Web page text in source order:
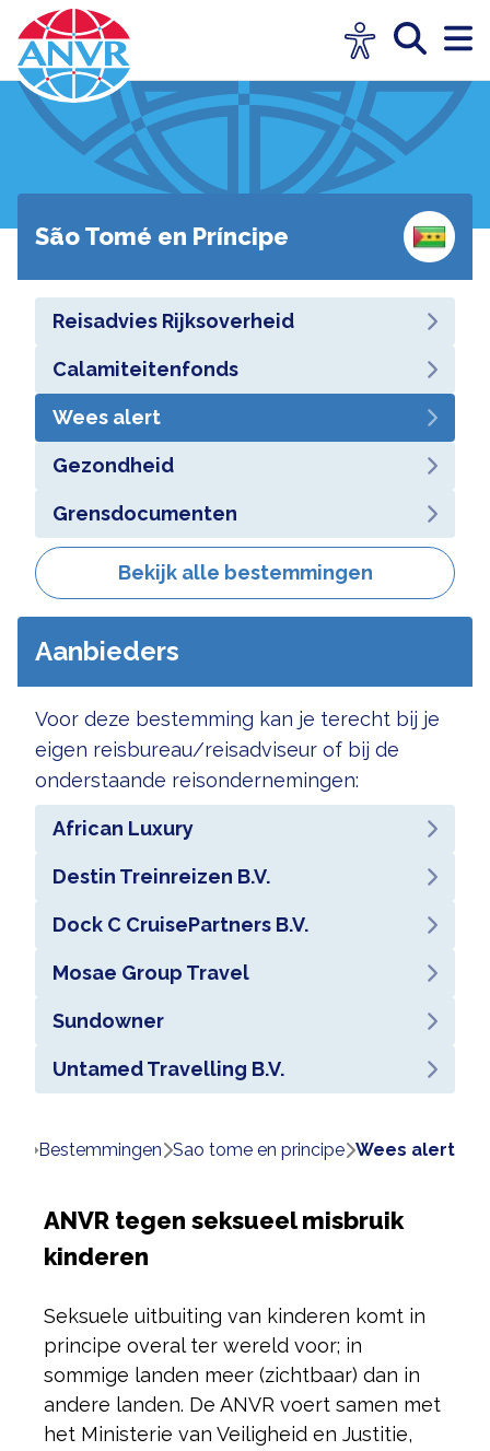
São Tomé en Príncipe
Reisadvies Rijksoverheid
Calamiteitenfonds
Wees alert
Gezondheid
Grensdocumenten
Bekijk alle bestemmingen
Aanbieders
Voor deze bestemming kan je terecht bij je
eigen reisbureau/reisadviseur of bij de
onderstaande reisondernemingen:
African Luxury
Destin Treinreizen B.V.
Dock C CruisePartners B.V.
Mosae Group Travel
Sundowner
Untamed Travelling B.V.
bestemmingen sao tome en principe wees alert
ANVR tegen seksueel misbruik
kinderen
Seksuele uitbuiting van kinderen komt in
principe overal ter wereld voor; in
sommige landen meer (zichtbaar) dan in
andere landen. De ANVR voert samen met
het Ministerie van Veiligheid en Justitie,